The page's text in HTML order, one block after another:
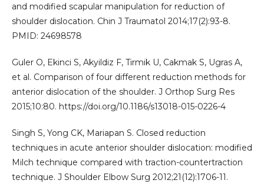
and modified scapular manipulation for reduction of
shoulder dislocation. Chin J Traumatol 2014;17(2):93-8.
PMID: 24698578
Guler O, Ekinci S, Akyildiz F, Tirmik U, Cakmak S, Ugras A,
et al. Comparison of four different reduction methods for
anterior dislocation of the shoulder. J Orthop Surg Res
2015;10:80. https://doi.org/10.1186/s13018-015-0226-4
Singh S, Yong CK, Mariapan S. Closed reduction
techniques in acute anterior shoulder dislocation: modified
Milch technique compared with traction-countertraction
technique. J Shoulder Elbow Surg 2012;21(12):1706-11.